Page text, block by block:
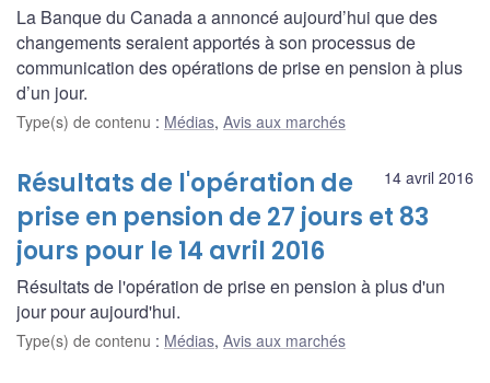
La Banque du Canada a annoncé aujourd’hui que des
changements seraient apportés à son processus de
communication des opérations de prise en pension à plus
d’un jour.
Type(s) de contenu : Médias, Avis aux marchés
14 avril 2016
Résultats de l'opération de
prise en pension de 27 jours et 83
jours pour le 14 avril 2016
Résultats de l'opération de prise en pension à plus d'un
jour pour aujourd'hui.
Type(s) de contenu : Médias, Avis aux marchés